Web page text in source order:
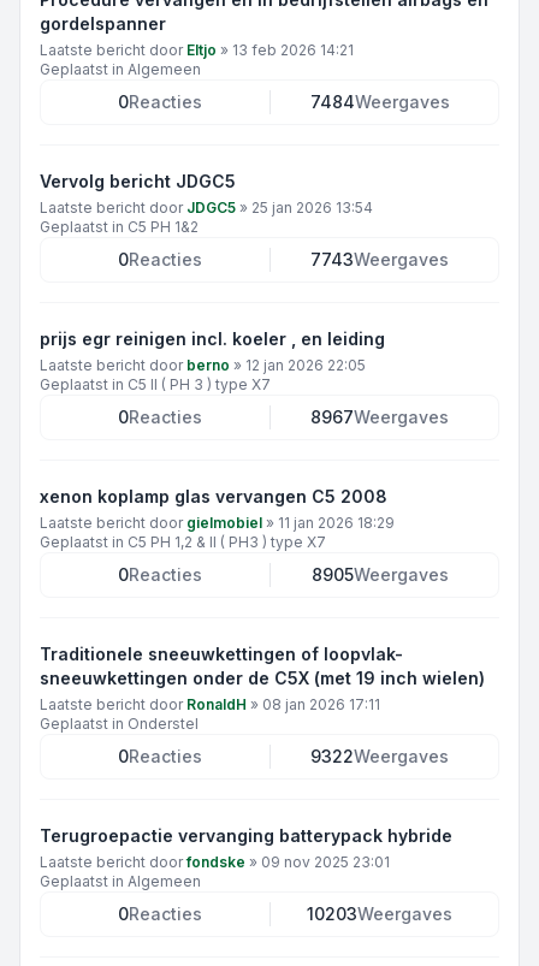
gordelspanner
Laatste bericht door Eltjo » 13 feb 2026 14:21
Geplaatst in Algemeen
0Reacties 7484Weergaves
Vervolg bericht JDGC5
Laatste bericht door JDGC5 » 25 jan 2026 13:54
Geplaatst in C5 PH 1&2
0Reacties 7743Weergaves
prijs egr reinigen incl. koeler , en leiding
Laatste bericht door berno » 12 jan 2026 22:05
Geplaatst in C5 II ( PH 3 ) type X7
0Reacties 8967Weergaves
xenon koplamp glas vervangen C5 2008
Laatste bericht door gielmobiel » 11 jan 2026 18:29
Geplaatst in C5 PH 1,2 & II ( PH3 ) type X7
0Reacties 8905Weergaves
Traditionele sneeuwkettingen of loopvlak-
sneeuwkettingen onder de C5X (met 19 inch wielen)
Laatste bericht door RonaldH » 08 jan 2026 17:11
Geplaatst in Onderstel
0Reacties 9322Weergaves
Terugroepactie vervanging batterypack hybride
Laatste bericht doorfondske » 09 nov 2025 23:01
Geplaatst in Algemeen
0Reacties 10203Weergaves